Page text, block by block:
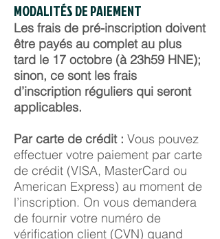
MODALITÉS DE PAIEMENT
Les frais de pré-inscription doivent
être payés au complet au plus
tard le 17 octobre (à 23h59 HNE);
sinon, ce sont les frais
d’inscription réguliers qui seront
applicables.
Par carte de crédit : Vous pouvez
effectuer votre paiement par carte
de crédit (VISA, MasterCard ou
American Express) au moment de
l’inscription. On vous demandera
de fournir votre numéro de
vérification client (CVN) quand